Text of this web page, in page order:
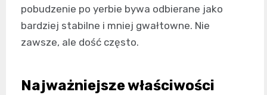
pobudzenie po yerbie bywa odbierane jako
bardziej stabilne i mniej gwałtowne. Nie
zawsze, ale dość często.
Najważniejsze właściwości